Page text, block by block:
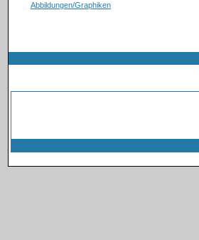
Abbildungen/Graphiken